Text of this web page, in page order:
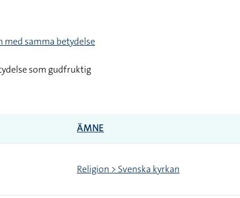
med samma betydelse
som gudfruktig
ÄMNE
Religion > Svenska kyrkan